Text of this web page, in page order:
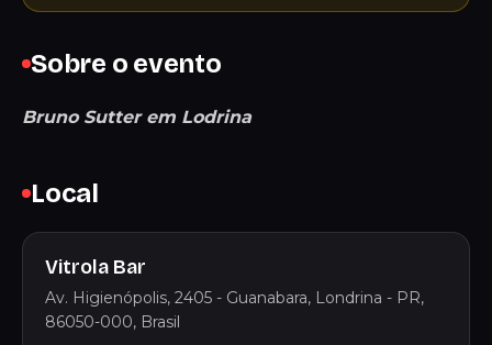
Sobre o evento
Bruno Sutter em Lodrina
Local
Vitrola Bar
Av. Higienópolis, 2405 - Guanabara, Londrina - PR,
86050-000, Brasil